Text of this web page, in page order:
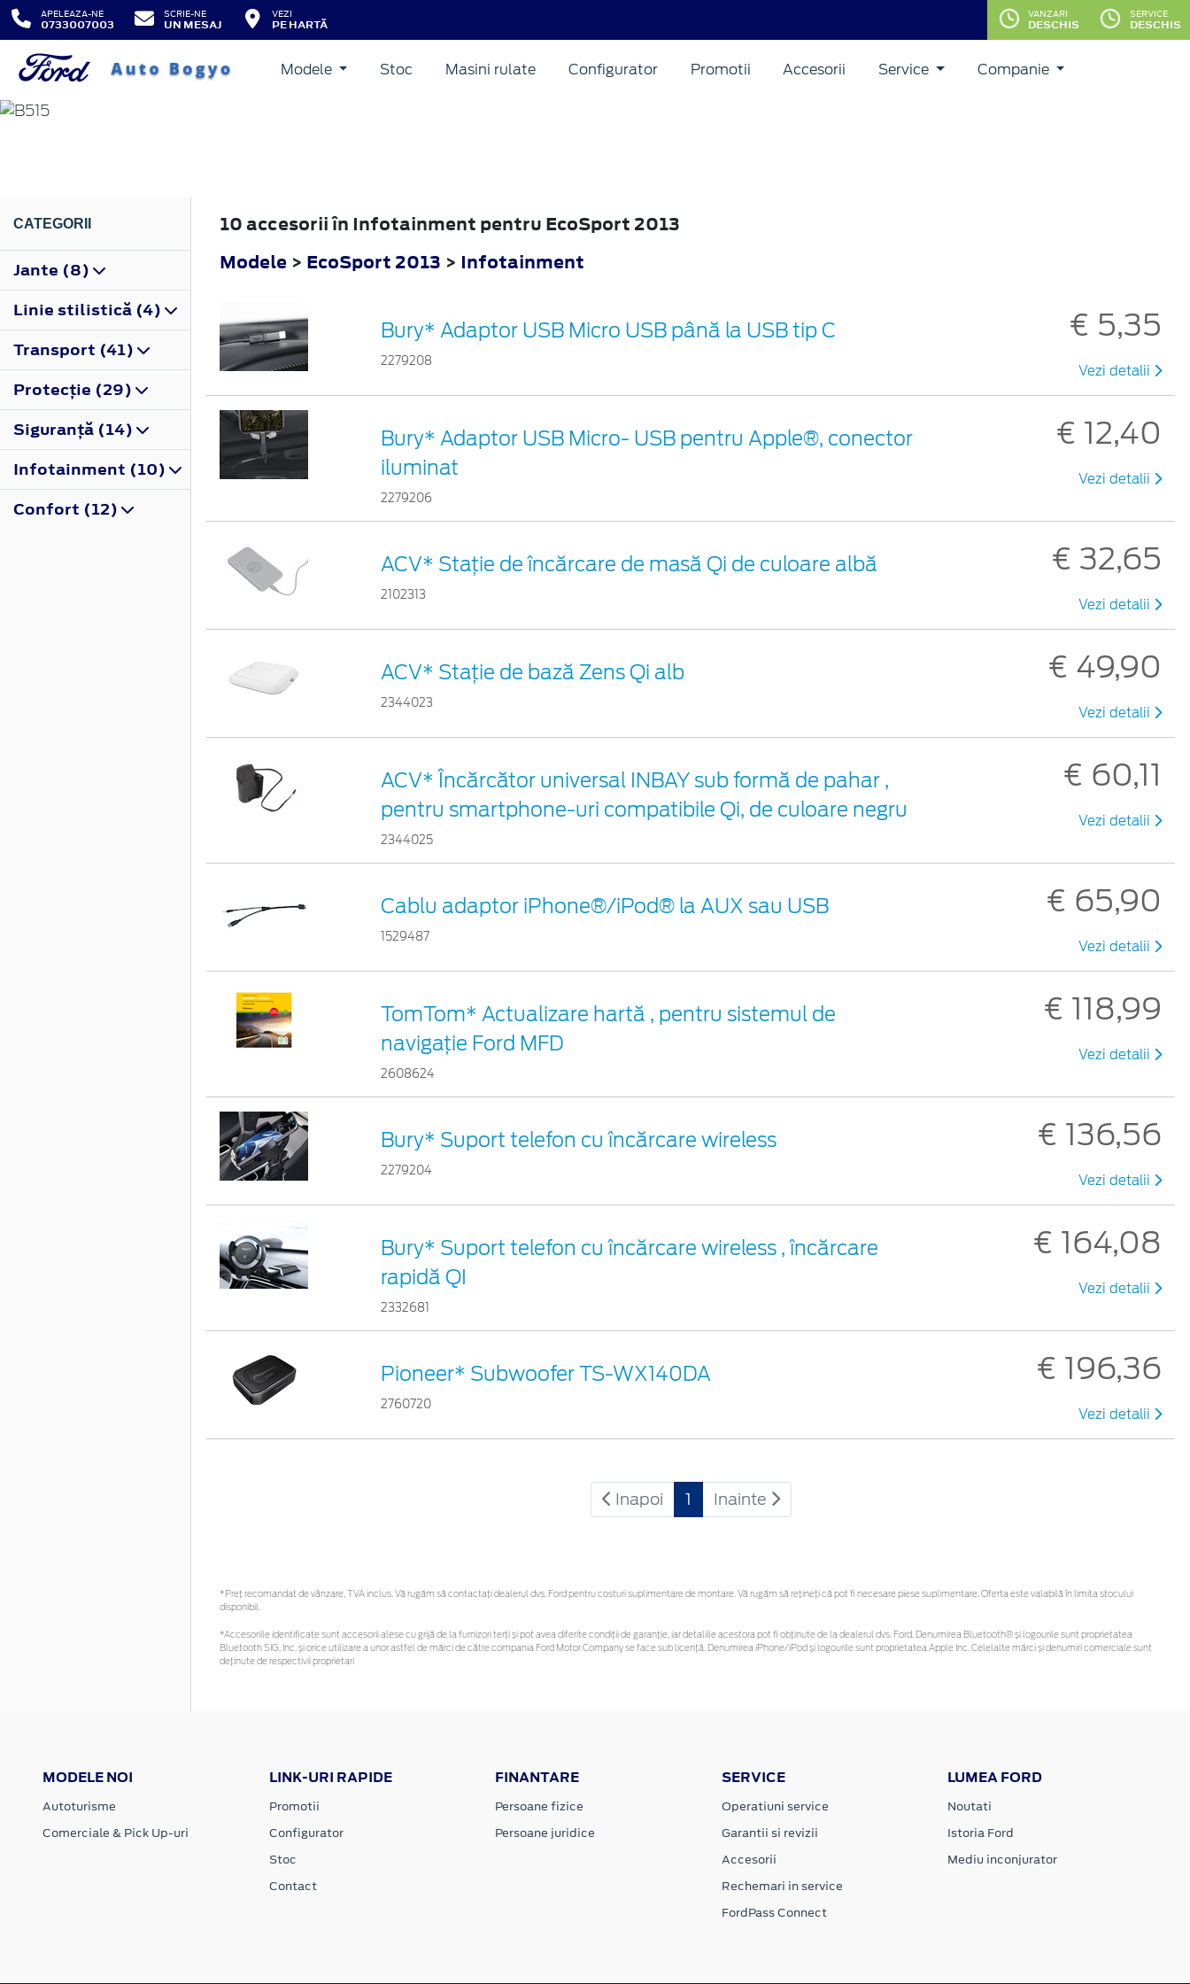
APELEAZA-NE
0733007003
SCRIE-NE
UN MESAJ
VEZI
PE HARTĂ
VANZARI
DESCHIS
SERVICE
DESCHIS
Modele Stoc Masini rulate Configurator Promotii Accesorii Service Companie
ECOSPORT
CATEGORII
Jante (8)
Linie stilistică (4)
Transport (41)
Protecţie (29)
Siguranţă (14)
Infotainment (10)
Confort (12)
10 accesorii în Infotainment pentru EcoSport 2013
Modele > EcoSport 2013 > Infotainment
Bury* Adaptor USB Micro USB până la USB tip C
2279208
€ 5,35
Vezi detalii
Bury* Adaptor USB Micro- USB pentru Apple®, conector
iluminat
2279206
€ 12,40
Vezi detalii
ACV* Stație de încărcare de masă Qi de culoare albă
2102313
€ 32,65
Vezi detalii
ACV* Stație de bază Zens Qi alb
2344023
€ 49,90
Vezi detalii
ACV* Încărcător universal INBAY sub formă de pahar ,
pentru smartphone-uri compatibile Qi, de culoare negru
2344025
€ 60,11
Vezi detalii
Cablu adaptor iPhone®/iPod® la AUX sau USB
1529487
€ 65,90
Vezi detalii
TomTom* Actualizare hartă , pentru sistemul de
navigaţie Ford MFD
2608624
€ 118,99
Vezi detalii
Bury* Suport telefon cu încărcare wireless
2279204
€ 136,56
Vezi detalii
Bury* Suport telefon cu încărcare wireless , încărcare
rapidă QI
2332681
€ 164,08
Vezi detalii
Pioneer* Subwoofer TS-WX140DA
2760720
€ 196,36
Vezi detalii
Inapoi 1 Inainte
*Preţ recomandat de vânzare, TVA inclus. Vă rugăm să contactaţi dealerul dvs. Ford pentru costuri suplimentare de montare. Vă rugăm să rețineți că pot fi necesare piese suplimentare. Oferta este valabilă în limita stocului
disponibil.
*Accesoriile identificate sunt accesorii alese cu grijă de la furnizori terți și pot avea diferite condiții de garanție, iar detaliile acestora pot fi obținute de la dealerul dvs. Ford. Denumirea Bluetooth® și logourile sunt proprietatea
Bluetooth SIG, Inc. și orice utilizare a unor astfel de mărci de către compania Ford Motor Company se face sub licență. Denumirea iPhone/iPod și logourile sunt proprietatea Apple Inc. Celelalte mărci și denumiri comerciale sunt
deținute de respectivii proprietari
MODELE NOI
Autoturisme
Comerciale & Pick Up-uri
LINK-URI RAPIDE
Promotii
Configurator
Stoc
Contact
FINANTARE
Persoane fizice
Persoane juridice
SERVICE
Operatiuni service
Garantii si revizii
Accesorii
Rechemari in service
FordPass Connect
LUMEA FORD
Noutati
Istoria Ford
Mediu inconjurator